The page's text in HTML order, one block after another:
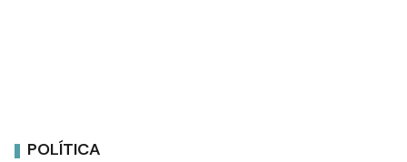
POLÍTICA